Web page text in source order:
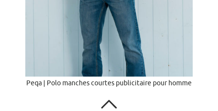
Peqa | Polo manches courtes publicitaire pour homme